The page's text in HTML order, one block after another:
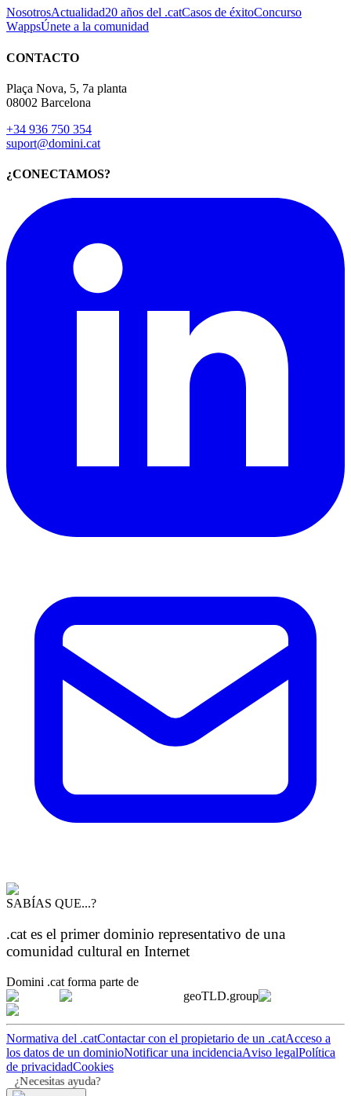
NosotrosActualidad20 años del .catCasos de éxitoConcurso
WappsÚnete a la comunidad
CONTACTO
Plaça Nova, 5, 7a planta
08002 Barcelona
+34 936 750 354
suport@domini.cat
¿CONECTAMOS?
SABÍAS QUE...?
.cat es el primer dominio representativo de una
comunidad cultural en Internet
Domini .cat forma parte de
geoTLD.group
Normativa del .catContactar con el propietario de un .catAcceso a
los datos de un dominioNotificar una incidenciaAviso legalPolítica
de privacidadCookies
¿Necesitas ayuda?